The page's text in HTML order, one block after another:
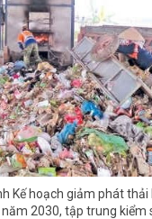
Kế hoạch giảm phát
2030, tập trung kiểm